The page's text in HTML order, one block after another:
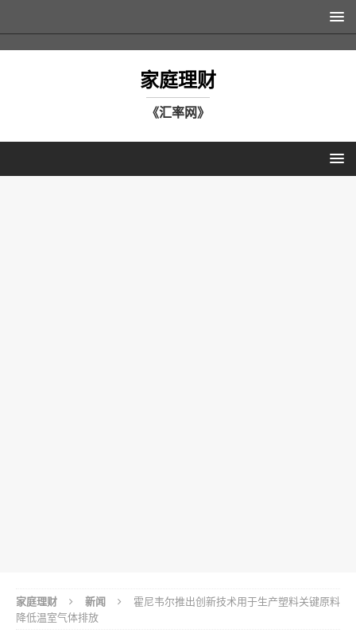
家庭理财
《汇率网》
家庭理财 新闻
霍尼韦尔推出创新技术用于生产塑料关键原料
降低温室气体排放